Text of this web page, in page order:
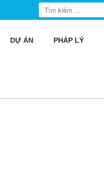
DỰ ÁN PHÁP LÝ